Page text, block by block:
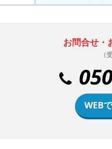
お問合せ・
（
WEB